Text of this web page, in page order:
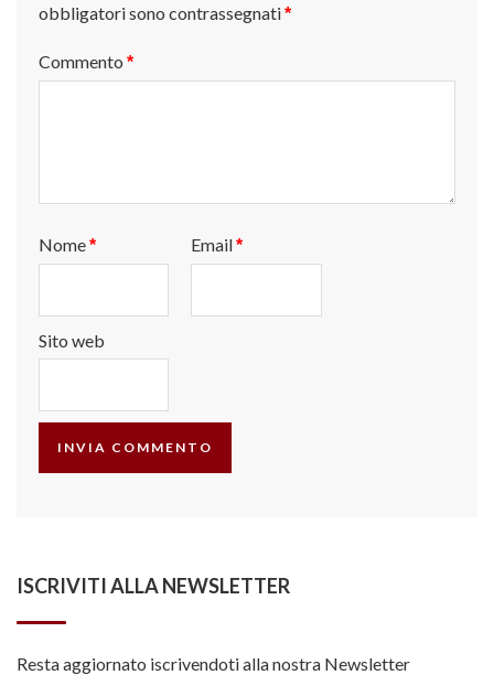
obbligatori sono contrassegnati*
Commento *
Nome* Email*
Sito web
ISCRIVITI ALLA NEWSLETTER
Resta aggiornato iscrivendoti alla nostra Newsletter